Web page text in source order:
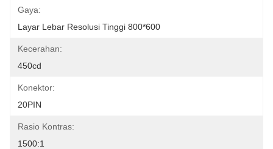
Gaya:
Layar Lebar Resolusi Tinggi 800*600
Kecerahan:
450cd
Konektor:
20PIN
Rasio Kontras:
1500:1